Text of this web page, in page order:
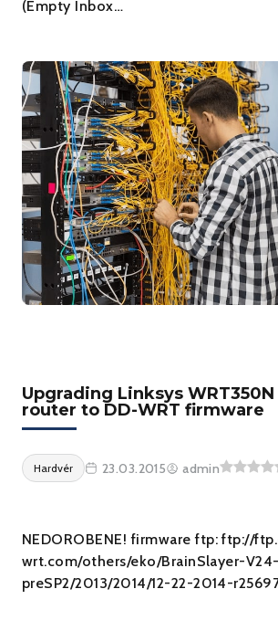
(Empty Inbox…
Upgrading Linksys
router to DD-WRT firmware
Hardvér 23.03.2015 admin
NEDOROBENE! firmware ftp: ftp://
wrt.com/others/eko/BrainSlayer-V24-
preSP2/2013/2014/12-22-2014-